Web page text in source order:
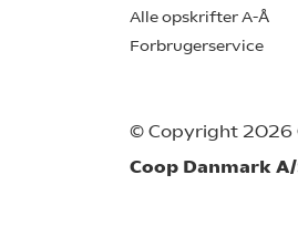
Alle opskrifter A-Å
Forbrugerservice
© Copyright 2026
Coop Danmark